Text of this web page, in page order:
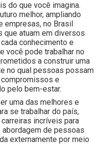
do que você imagina.
melhor, ampliando
empresas, no Brasil
atuam em diversos
conhecimento e
você pode trabalhar no
a construir uma
no qual pessoas possam
e
pelo bem-estar.
uma das melhores e
se trabalhar do país,
incríveis para
de pessoas
externamente por meio